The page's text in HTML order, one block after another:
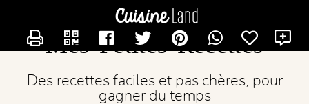
Mes Petites Recettes
Des recettes faciles et pas chères, pour
gagner du temps
CONTACTER LICORNE77